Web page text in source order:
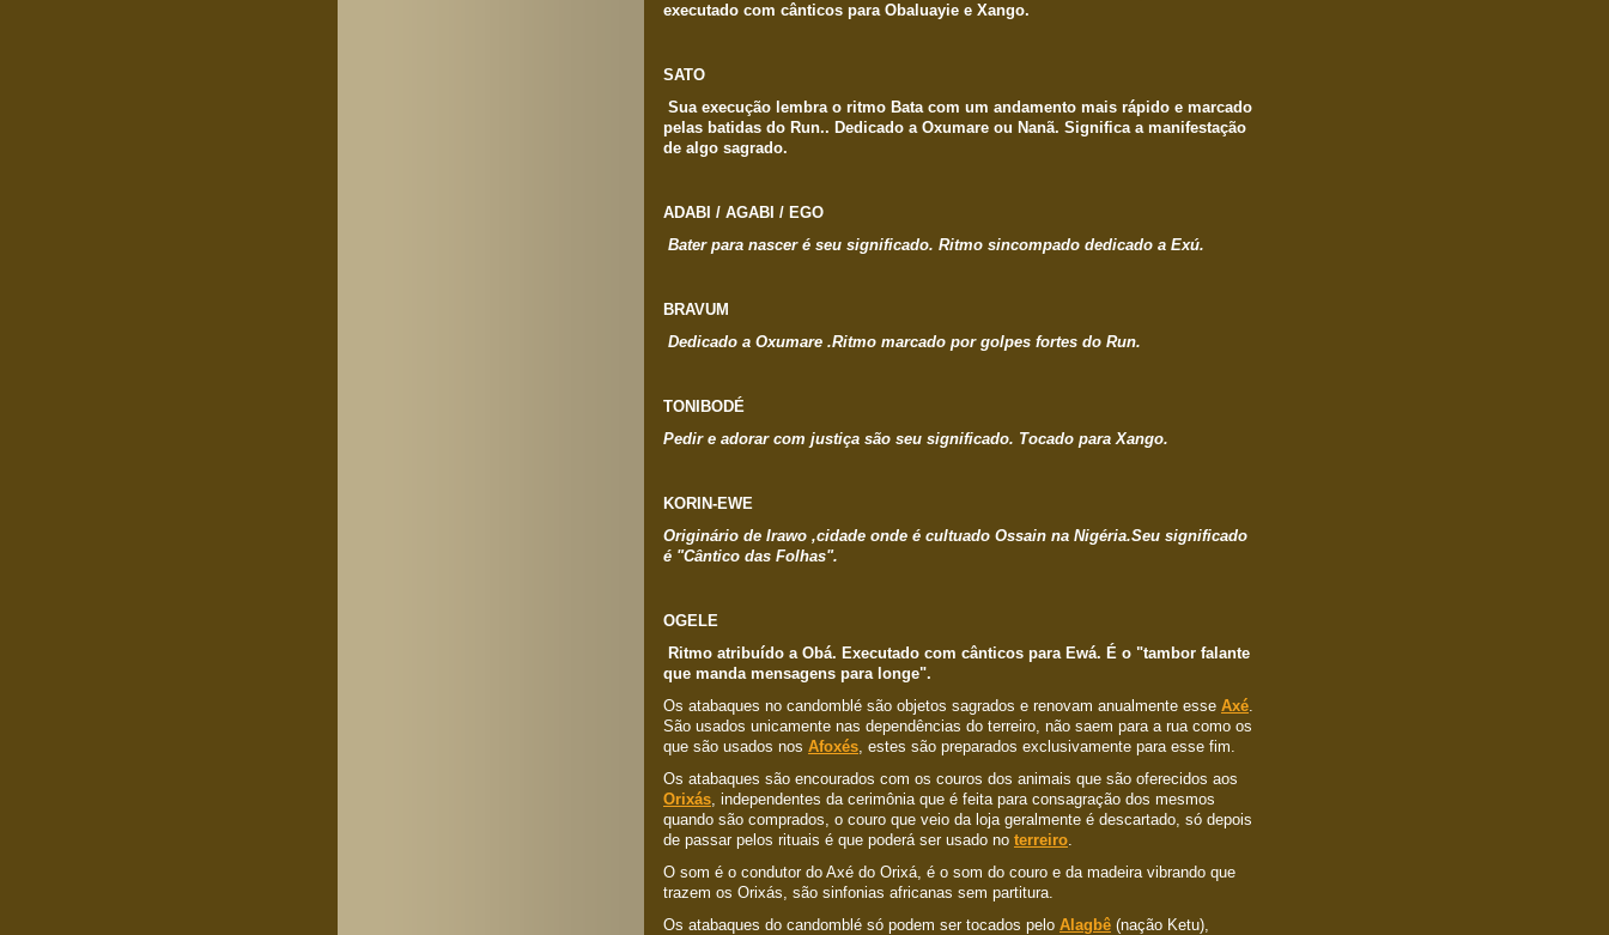
executado com cânticos para Obaluayie e Xango.
SATO
Sua execução lembra o ritmo Bata com um andamento mais rápido e marcado
pelas batidas do Run.. Dedicado a Oxumare ou Nanã. Significa a manifestação
de algo sagrado.
ADABI / AGABI / EGO
Bater para nascer é seu significado. Ritmo sincompado dedicado a Exú.
BRAVUM
Dedicado a Oxumare .Ritmo marcado por golpes fortes do Run.
TONIBODÉ
Pedir e adorar com justiça são seu significado. Tocado para Xango.
KORIN-EWE
Originário de Irawo ,cidade onde é cultuado Ossain na Nigéria.Seu significado
é "Cântico das Folhas".
OGELE
Ritmo atribuído a Obá. Executado com cânticos para Ewá. É o "tambor falante
que manda mensagens para longe".
Os atabaques no candomblé são objetos sagrados e renovam anualmente esse Axé.
São usados unicamente nas dependências do terreiro, não saem para a rua como os
que são usados nos Afoxés, estes são preparados exclusivamente para esse fim.
Os atabaques são encourados com os couros dos animais que são oferecidos aos
Orixás, independentes da cerimônia que é feita para consagração dos mesmos
quando são comprados, o couro que veio da loja geralmente é descartado, só depois
de passar pelos rituais é que poderá ser usado no terreiro.
O som é o condutor do Axé do Orixá, é o som do couro e da madeira vibrando que
trazem os Orixás, são sinfonias africanas sem partitura.
Os atabaques do candomblé só podem ser tocados pelo Alagbê (nação Ketu),